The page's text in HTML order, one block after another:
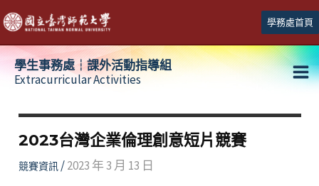
跳
至
主
學務處首頁
學生事務處┆課外活動指導組
Extracurricular Activities
2023台灣企業倫理創意短片競賽
競賽資訊/2023 年 3 月 13 日